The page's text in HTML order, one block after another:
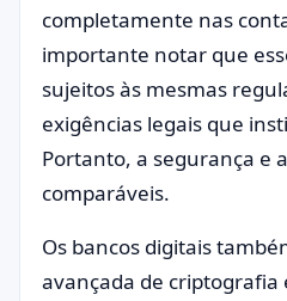
completamente nas
importante notar que
sujeitos às mesmas
exigências legais que
Portanto, a segurança e
comparáveis.
Os bancos digitais
avançada de criptografia